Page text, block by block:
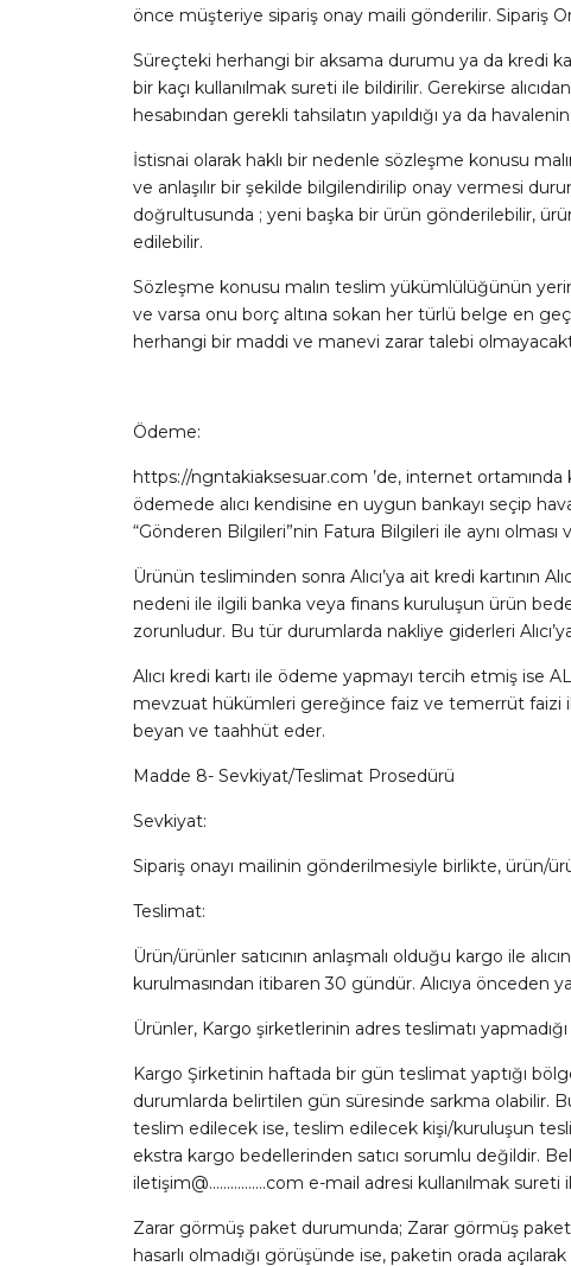
önce müşteriye sipariş onay maili gönderilir. Sipariş
Süreçteki herhangi bir aksama durumu ya da kredi
bir kaçı kullanılmak sureti ile bildirilir. Gerekirse
hesabından gerekli tahsilatın yapıldığı ya da
İstisnai olarak haklı bir nedenle sözleşme konusu
ve anlaşılır bir şekilde bilgilendirilip onay vermesi
doğrultusunda ; yeni başka bir ürün gönderilebilir,
edilebilir.
Sözleşme konusu malın teslim yükümlülüğünün
ve varsa onu borç altına sokan her türlü belge en
herhangi bir maddi ve manevi zarar talebi
Ödeme:
https://ngntakiaksesuar.com ’de, internet ortamında
ödemede alıcı kendisine en uygun bankayı seçip
“Gönderen Bilgileri”nin Fatura Bilgileri ile aynı olması
Ürünün tesliminden sonra Alıcı’ya ait kredi kartının
nedeni ile ilgili banka veya finans kuruluşun ürün
zorunludur. Bu tür durumlarda nakliye giderleri
Alıcı kredi kartı ile ödeme yapmayı tercih etmiş ise
mevzuat hükümleri gereğince faiz ve temerrüt faizi
beyan ve taahhüt eder.
Madde 8- Sevkiyat/Teslimat Prosedürü
Sevkiyat:
Sipariş onayı mailinin gönderilmesiyle birlikte, ürün/
Teslimat:
Ürün/ürünler satıcının anlaşmalı olduğu kargo ile
kurulmasından itibaren 30 gündür. Alıcıya önceden
Ürünler, Kargo şirketlerinin adres teslimatı
Kargo Şirketinin haftada bir gün teslimat yaptığı
durumlarda belirtilen gün süresinde sarkma olabilir.
teslim edilecek ise, teslim edilecek kişi/kuruluşun
ekstra kargo bedellerinden satıcı sorumlu değildir.
iletişim@…………….com e-mail adresi kullanılmak sureti
Zarar görmüş paket durumunda; Zarar görmüş
hasarlı olmadığı görüşünde ise, paketin orada